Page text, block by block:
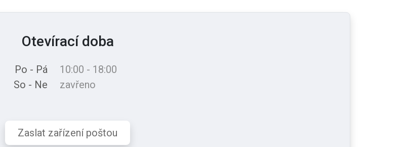
Otevírací doba
Po - Pá
10:00 - 18:00
So - Ne
zavřeno
Zaslat zařízení poštou